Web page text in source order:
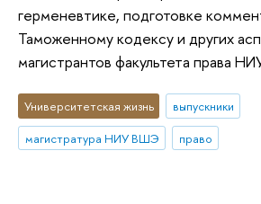
герменевтике, подготовке
Таможенному кодексу и других
магистрантов факультета права
Университетская жизнь
выпускники
магистратура НИУ ВШЭ
право